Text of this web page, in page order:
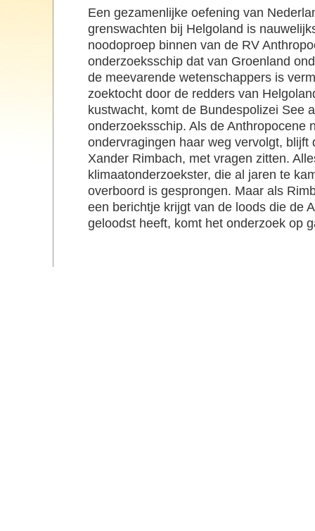
Een gezamenlijke oefening van
grenswachten bij Helgoland is
noodoproep binnen van de RV
onderzoeksschip dat van Groenland
de meevarende wetenschappers is
zoektocht door de redders van
kustwacht, komt de Bundespolizei See
onderzoeksschip. Als de Anthropocene
ondervragingen haar weg vervolgt, blijft
Xander Rimbach, met vragen zitten.
klimaatonderzoekster, die al jaren te
overboord is gesprongen. Maar als
een berichtje krijgt van de loods die de
geloodst heeft, komt het onderzoek op